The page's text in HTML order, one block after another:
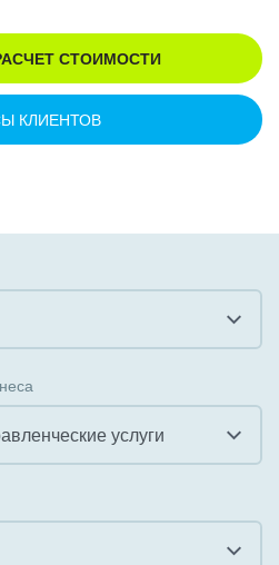
СТОИМОСТИ
КЛИЕНТОВ
услуги